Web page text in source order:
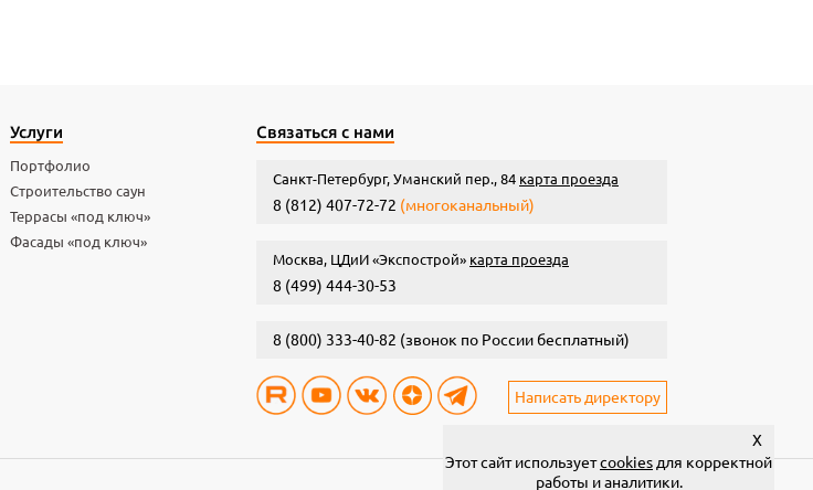
Услуги
Портфолио
Строительство саун
Террасы «под ключ»
Фасады «под ключ»
Связаться с нами
Санкт-Петербург, Уманский пер., 84 карта проезда
8 (812) 407-72-72 (многоканальный)
Москва, ЦДиИ «Экспострой» карта проезда
8 (499) 444-30-53
8 (800) 333-40-82 (звонок по России бесплатный)
Написать директору
X
Этот сайт используетcookies для корректной
работы и аналитики.